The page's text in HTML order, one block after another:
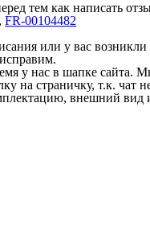
тем как написать
, FR-00104482
или у вас
у нас в шапке
на страничку, т.к.
внешний